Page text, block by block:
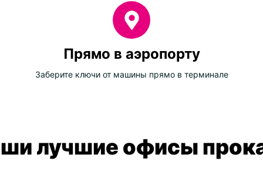
Прямо в аэропорту
Заберите ключи от машины прямо в терминале
лучшие офисы